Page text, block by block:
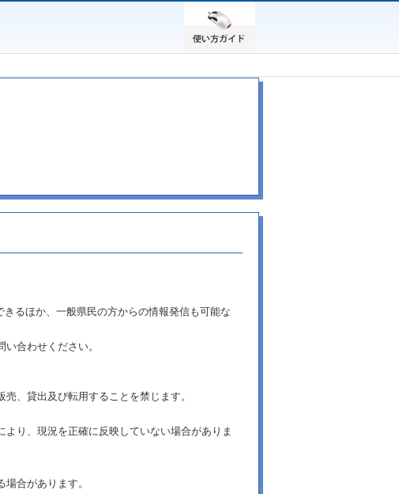
るほか、一般県民の方からの情報発信も可能な
合わせください。
、貸出及び転用することを禁じます。
り、現況を正確に反映していない場合がありま
合があります。